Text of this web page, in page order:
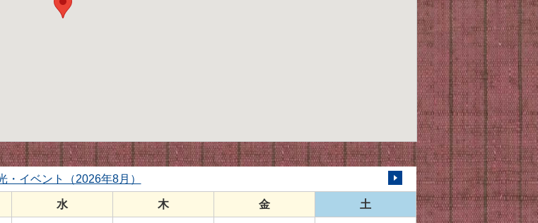
次の月へ
・イベント（2026年8月）
水 木 金 土